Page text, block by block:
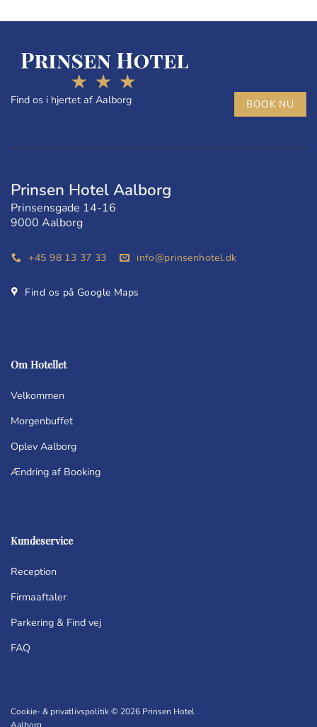
Find os i hjertet af Aalborg BOOK NU
Prinsen Hotel Aalborg
Prinsensgade 14-16
9000 Aalborg
+45 98 13 37 33 info@prinsenhotel.dk
Find os på Google Maps
Om Hotellet
Velkommen
Morgenbuffet
Oplev Aalborg
Ændring af Booking
Kundeservice
Reception
Firmaaftaler
Parkering & Find vej
FAQ
Cookie- & privatlivspolitik © 2026 Prinsen Hotel
Aalborg